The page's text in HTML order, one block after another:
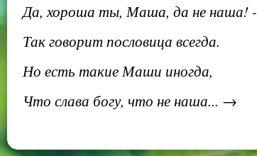
Да, хороша ты, Маша, да не наша! -
Так говорит пословица всегда.
Но есть такие Маши иногда,
Что слава богу, что не наша... →